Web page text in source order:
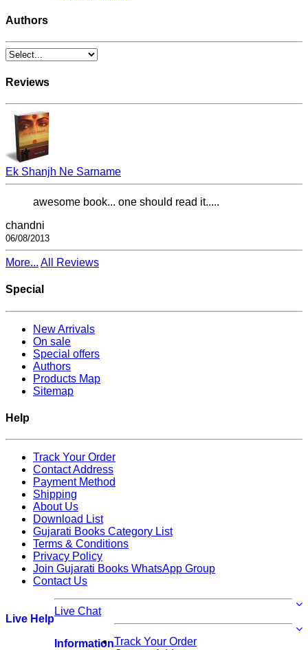
Authors
Reviews
Ek Shanjh Ne Sarname
awesome book... one should read it.....
chandni
06/08/2013
More... All Reviews
Special
New Arrivals
On sale
Special offers
Authors
Products Map
Sitemap
Help
Track Your Order
Contact Address
Payment Method
Shipping
About Us
Download List
Gujarati Books Category List
Terms & Conditions
Privacy Policy
Join Gujarati Books WhatsApp Group
Contact Us
Live Help
Live Chat
InformationTrack Your Order